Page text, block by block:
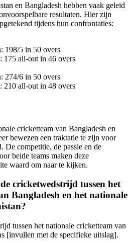
en Bangladesh hebben vaak geleid
resultaten. Hier zijn
tijdens hun confrontaties:
198/5 in 50 overs
175 all-out in 46 overs
274/6 in 50 overs
210 all-out in 48 overs
cricketteam van Bangladesh en
bewezen een traktatie te zijn voor
De competitie, de passie en de
beide teams maken deze
waard om naar te kijken.
cricketwedstrijd tussen het
Bangladesh en het nationale
tussen het nationale cricketteam van
[invullen met de specifieke uitslag].